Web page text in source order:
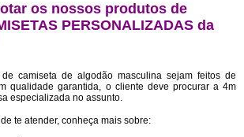
os nossos produtos de
PERSONALIZADAS da
camiseta de algodão masculina sejam feitos de
qualidade garantida, o cliente deve procurar a 4m
especializada no assunto.
te atender, conheça mais sobre: